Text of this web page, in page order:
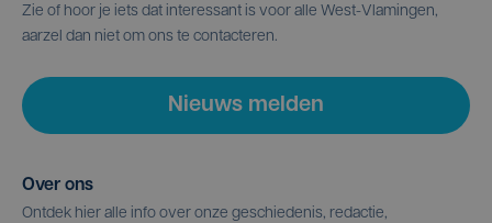
Zie of hoor je iets dat interessant is voor alle West-Vlamingen,
aarzel dan niet om ons te contacteren.
Nieuws melden
Over ons
Ontdek hier alle info over onze geschiedenis, redactie,